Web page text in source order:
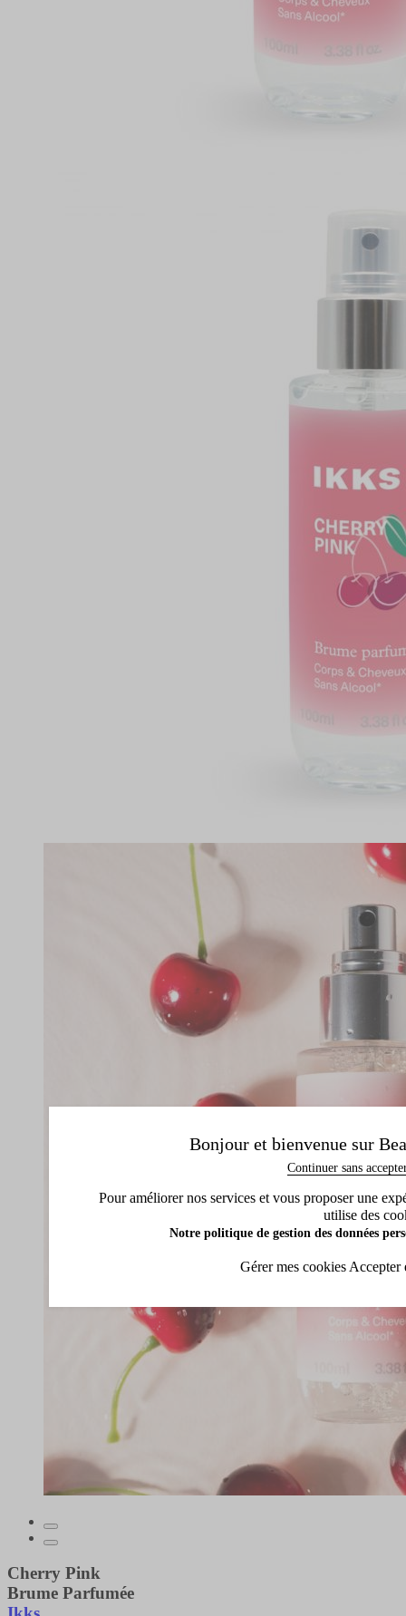
Cherry Pink
Brume Parfumée
Bonjour et bienvenue sur
Continuer sans
Pour améliorer nos services et vous proposer une
utilise des
Notre politique de gestion des données
Gérer mes cookies Accepter